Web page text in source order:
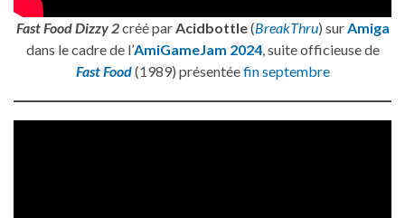
Fast Food Dizzy 2créé parAcidbottle(BreakThru) surAmiga
dans le cadre de l’AmiGameJam 2024, suite officieuse de
Fast Food(1989) présentéefin septembre